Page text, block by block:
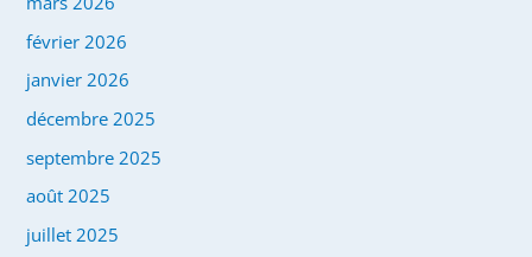
février 2026
janvier 2026
décembre 2025
septembre 2025
août 2025
juillet 2025